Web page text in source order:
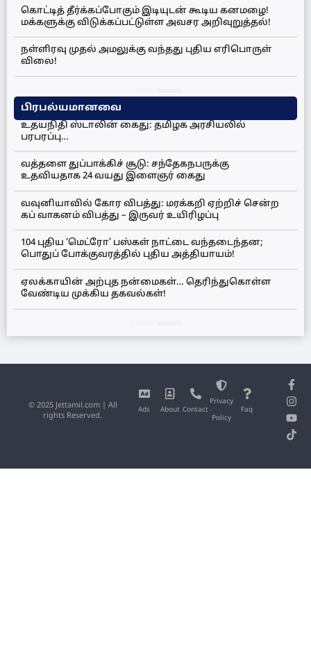
கொட்டித் தீர்க்கப்போகும் இடியுடன் கூடிய கனமழை!
மக்களுக்கு விடுக்கப்பட்டுள்ள அவசர அறிவுறுத்தல்!
நள்ளிரவு முதல் அமலுக்கு வந்தது புதிய எரிபொருள்
விலை!
பிரபல்யமானவை
உதயநிதி ஸ்டாலின் கைது: தமிழக அரசியலில்
பரபரப்பு…
வத்தளை துப்பாக்கிச் சூடு: சந்தேகநபருக்கு
உதவியதாக 24 வயது இளைஞர் கைது
வவுனியாவில் கோர விபத்து: மரக்கறி ஏற்றிச் சென்ற
கப் வாகனம் விபத்து – இருவர் உயிரிழப்பு
104 புதிய ‘மெட்ரோ’ பஸ்கள் நாட்டை வந்தடைந்தன;
பொதுப் போக்குவரத்தில் புதிய அத்தியாயம்!
ஏலக்காயின் அற்புத நன்மைகள்… தெரிந்துகொள்ள
வேண்டிய முக்கிய தகவல்கள்!
Ads About Contact
Privacy
Policy
Faq
© 2025 Jettamil.com | All
rights Reserved.